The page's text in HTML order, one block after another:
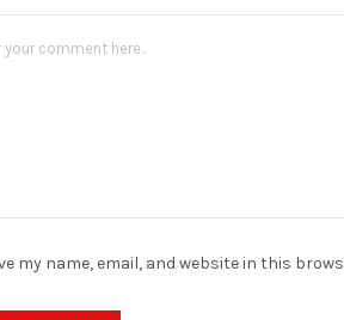
my name, email, and website in this